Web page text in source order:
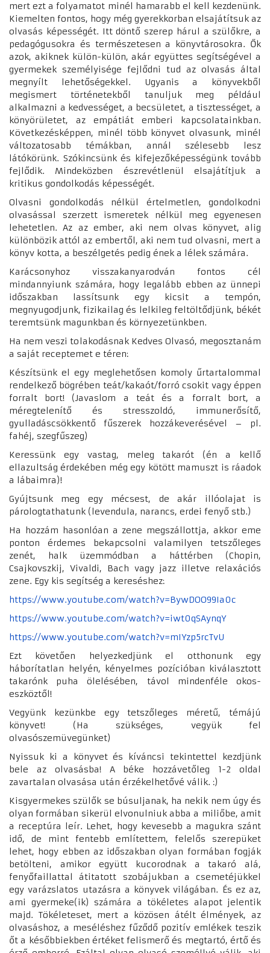
mert ezt a folyamatot minél hamarabb el kell kezdenünk.
Kiemelten fontos, hogy még gyerekkorban elsajátítsuk az
olvasás képességét. Itt döntő szerep hárul a szülőkre, a
pedagógusokra és természetesen a könyvtárosokra. Ők
azok, akiknek külön-külön, akár együttes segítségével a
gyermekek személyisége fejlődni tud az olvasás által
megnyílt lehetőségekkel. Ugyanis a könyvekből
megismert történetekből tanuljuk meg például
alkalmazni a kedvességet, a becsületet, a tisztességet, a
könyörületet, az empátiát emberi kapcsolatainkban.
Következésképpen, minél több könyvet olvasunk, minél
változatosabb témákban, annál szélesebb lesz
látókörünk. Szókincsünk és kifejezőképességünk tovább
fejlődik. Mindeközben észrevétlenül elsajátítjuk a
kritikus gondolkodás képességét.
Olvasni gondolkodás nélkül értelmetlen, gondolkodni
olvasással szerzett ismeretek nélkül meg egyenesen
lehetetlen. Az az ember, aki nem olvas könyvet, alig
különbözik attól az embertől, aki nem tud olvasni, mert a
könyv kotta, a beszélgetés pedig ének a lélek számára.
Karácsonyhoz visszakanyarodván fontos cél
mindannyiunk számára, hogy legalább ebben az ünnepi
időszakban lassítsunk egy kicsit a tempón,
megnyugodjunk, fizikailag és lelkileg feltöltődjünk, békét
teremtsünk magunkban és környezetünkben.
Ha nem veszi tolakodásnak Kedves Olvasó, megosztanám
a saját receptemet e téren:
Készítsünk el egy meglehetősen komoly űrtartalommal
rendelkező bögrében teát/kakaót/forró csokit vagy éppen
forralt bort! (Javaslom a teát és a forralt bort, a
méregtelenítő és stresszoldó, immunerősítő,
gyulladáscsökkentő fűszerek hozzákeverésével – pl.
fahéj, szegfűszeg)
Keressünk egy vastag, meleg takarót (én a kellő
ellazultság érdekében még egy kötött mamuszt is ráadok
a lábaimra)!
Gyújtsunk meg egy mécsest, de akár illóolajat is
párologtathatunk (levendula, narancs, erdei fenyő stb.)
Ha hozzám hasonlóan a zene megszállottja, akkor eme
ponton érdemes bekapcsolni valamilyen tetszőleges
zenét, halk üzemmódban a háttérben (Chopin,
Csajkovszkij, Vivaldi, Bach vagy jazz illetve relaxációs
zene. Egy kis segítség a kereséshez:
https://www.youtube.com/watch?v=BywDOO99Ia0c
https://www.youtube.com/watch?v=iwt0qSAynqY
https://www.youtube.com/watch?v=mIYzp5rcTvU
Ezt követően helyezkedjünk el otthonunk egy
háborítatlan helyén, kényelmes pozícióban kiválasztott
takarónk puha ölelésében, távol mindenféle okos-
eszköztől!
Vegyünk kezünkbe egy tetszőleges méretű, témájú
könyvet! (Ha szükséges, vegyük fel
olvasószemüvegünket)
Nyissuk ki a könyvet és kíváncsi tekintettel kezdjünk
bele az olvasásba! A béke hozzávetőleg 1-2 oldal
zavartalan olvasása után érzékelhetővé válik. :)
Kisgyermekes szülők se búsuljanak, ha nekik nem úgy és
olyan formában sikerül elvonulniuk abba a miliőbe, amit
a receptúra leír. Lehet, hogy kevesebb a magukra szánt
idő, de mint fentebb említettem, felelős szerepüket
lehet, hogy ebben az időszakban olyan formában fogják
betölteni, amikor együtt kucorodnak a takaró alá,
fenyőfaillattal átitatott szobájukban a csemetéjükkel
egy varázslatos utazásra a könyvek világában. És ez az,
ami gyermeke(ik) számára a tökéletes alapot jelentik
majd. Tökéleteset, mert a közösen átélt élmények, az
olvasáshoz, a meséléshez fűződő pozitív emlékek teszik
őt a későbbiekben értéket felismerő és megtartó, értő és